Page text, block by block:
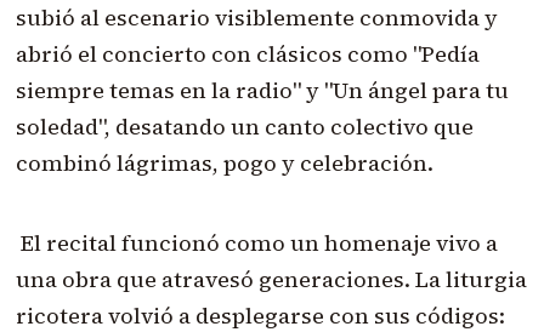
subió al escenario visiblemente conmovida y
abrió el concierto con clásicos como "Pedía
siempre temas en la radio" y "Un ángel para tu
soledad", desatando un canto colectivo que
combinó lágrimas, pogo y celebración.
El recital funcionó como un homenaje vivo a
una obra que atravesó generaciones. La liturgia
ricotera volvió a desplegarse con sus códigos: